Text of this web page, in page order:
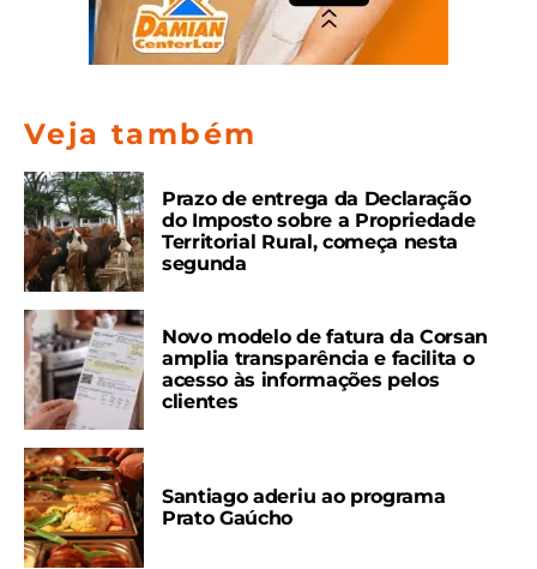
Veja também
Prazo de entrega da Declaração
do Imposto sobre a Propriedade
Territorial Rural, começa nesta
segunda
Novo modelo de fatura da Corsan
amplia transparência e facilita o
acesso às informações pelos
clientes
Santiago aderiu ao programa
Prato Gaúcho